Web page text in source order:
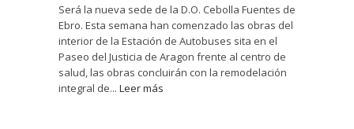
Será la nueva sede de la D.O. Cebolla Fuentes de
Ebro. Esta semana han comenzado las obras del
interior de la Estación de Autobuses sita en el
Paseo del Justicia de Aragon frente al centro de
salud, las obras concluirán con la remodelación
integral de... Leer más